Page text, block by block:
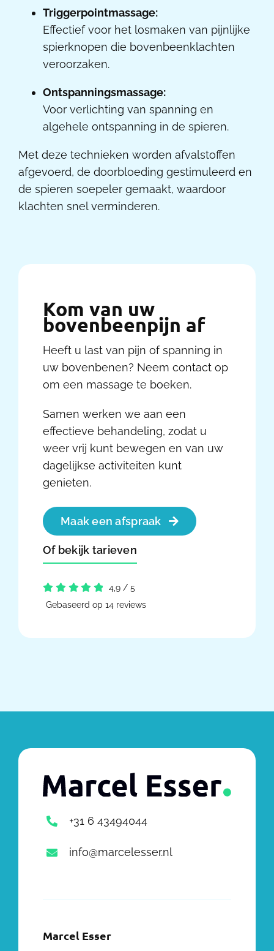
Triggerpointmassage:
Effectief voor het losmaken van pijnlijke
spierknopen die bovenbeenklachten
veroorzaken.
Ontspanningsmassage:
Voor verlichting van spanning en
algehele ontspanning in de spieren.
Met deze technieken worden afvalstoffen
afgevoerd, de doorbloeding gestimuleerd en
de spieren soepeler gemaakt, waardoor
klachten snel verminderen.
Kom van uw
bovenbeenpijn af
Heeft u last van pijn of spanning in
uw bovenbenen? Neem contact op
om een massage te boeken.
Samen werken we aan een
effectieve behandeling, zodat u
weer vrij kunt bewegen en van uw
dagelijkse activiteiten kunt
genieten.
Maak een afspraak
Of bekijk tarieven
4,9/ 5
Gebaseerd op 14 reviews
+31 6 43494044
info@marcelesser.nl
Marcel Esser